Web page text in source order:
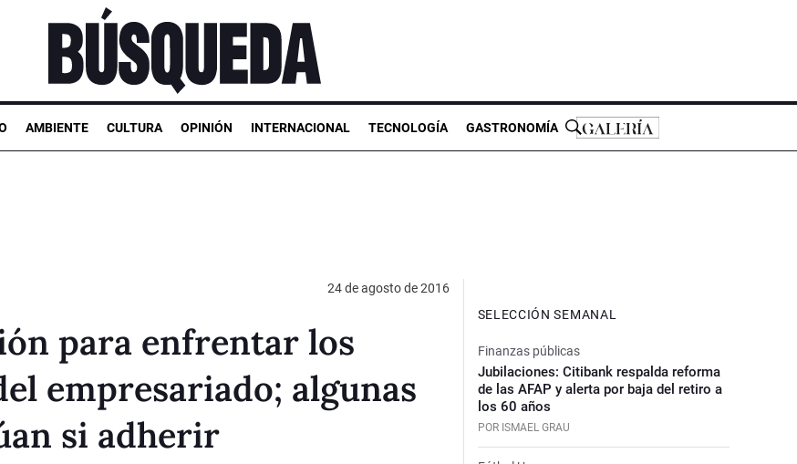
AMBIENTE CULTURA OPINIÓN INTERNACIONAL TECNOLOGÍA GASTRONOMÍA
24 de agosto de 2016
para enfrentar los
empresariado; algunas
si adherir
SELECCIÓN SEMANAL
Finanzas públicas
Jubilaciones: Citibank respalda reforma
de las AFAP y alerta por baja del retiro a
los 60 años
POR ISMAEL GRAU